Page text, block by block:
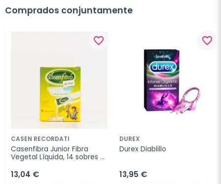
Comprados conjuntamente
favorite_border
CASEN RECORDATI
Casenfibra Junior Fibra
Vegetal Líquida, 14 sobres x
13,04 €
favorite_border
DUREX
Durex Diablillo
13,95 €